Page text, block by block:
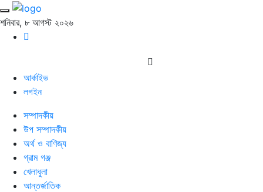
শনিবার, ৮ আগস্ট ২০২৬
আর্কাইভ
লগইন
সম্পাদকীয়
উপ সম্পাদকীয়
অর্থ ও বাণিজ্য
গ্রাম গঞ্জ
খেলাধুলা
আন্তর্জাতিক